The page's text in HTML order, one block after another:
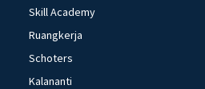
Skill Academy
Ruangkerja
Schoters
Kalananti